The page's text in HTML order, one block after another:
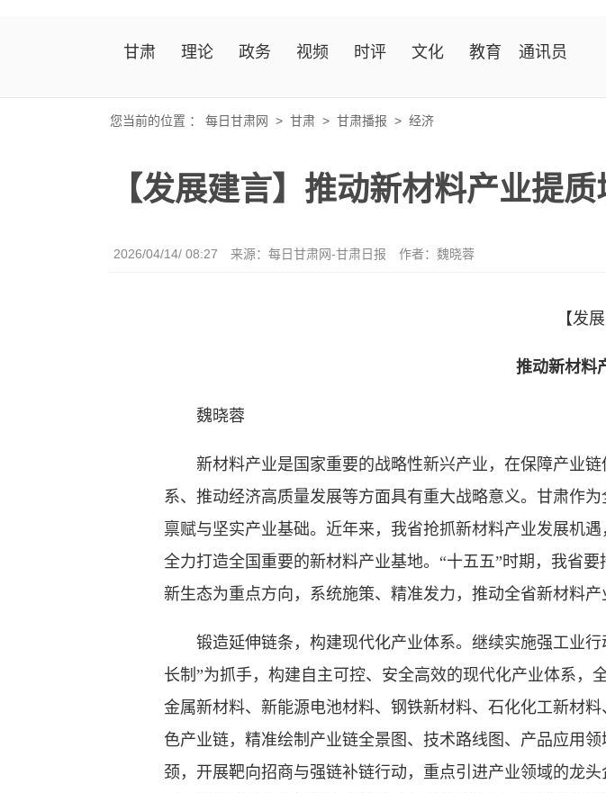
甘肃 理论 政务 视频 时评 文化 教育 通讯员
您当前的位置 ： 每日甘肃网 > 甘肃 > 甘肃播报 > 经济
【发展建言】推动新材料产业提
2026/04/14/ 08:27 来源：每日甘肃网-甘肃日报 作者：魏晓蓉
【发
推动新材料
魏晓蓉
新材料产业是国家重要的战略性新兴产业，在保障产业链
系、推动经济高质量发展等方面具有重大战略意义。甘肃作
禀赋与坚实产业基础。近年来，我省抢抓新材料产业发展机
全力打造全国重要的新材料产业基地。“十五五”时期，我省
新生态为重点方向，系统施策、精准发力，推动全省新材料产
锻造延伸链条，构建现代化产业体系。继续实施强工业行
长制”为抓手，构建自主可控、安全高效的现代化产业体系
金属新材料、新能源电池材料、钢铁新材料、石化化工新材
色产业链，精准绘制产业链全景图、技术路线图、产品应用
颈，开展靶向招商与强链补链行动，重点引进产业领域的龙